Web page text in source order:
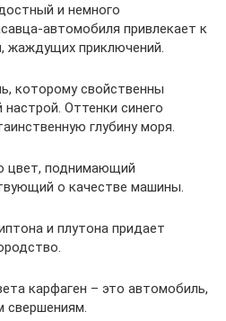
и немного
автомобиля привлекает к
жаждущих приключений.
которому свойственны
Оттенки синего
глубину моря.
цвет, поднимающий
о качестве машины.
и плутона придает
карфаген – это автомобиль,